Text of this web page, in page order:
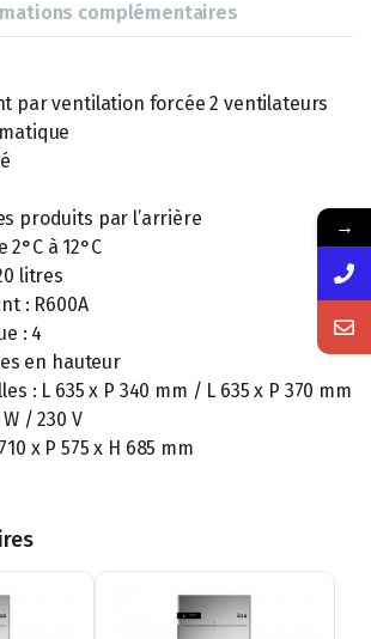
complémentaires
par ventilation forcée 2 ventilateurs
produits par l’arrière
à 12°C
litres
: R600A
: 4
en hauteur
: L 635 x P 340 mm / L 635 x P 370 mm
/ 230 V
x P 575 x H 685 mm
→